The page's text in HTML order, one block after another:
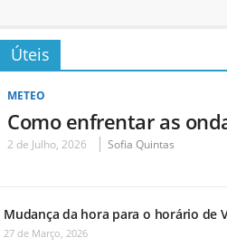
Úteis
METEO
Como enfrentar as
2 de Julho, 2026 Sofia Quintas
Mudança da hora para o horário de
27 de Março, 2026